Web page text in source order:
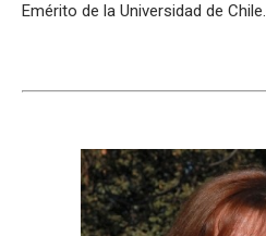
Emérito de la Universidad de Chile.